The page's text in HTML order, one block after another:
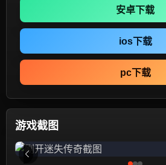
安卓下载
ios下载
pc下载
游戏截图